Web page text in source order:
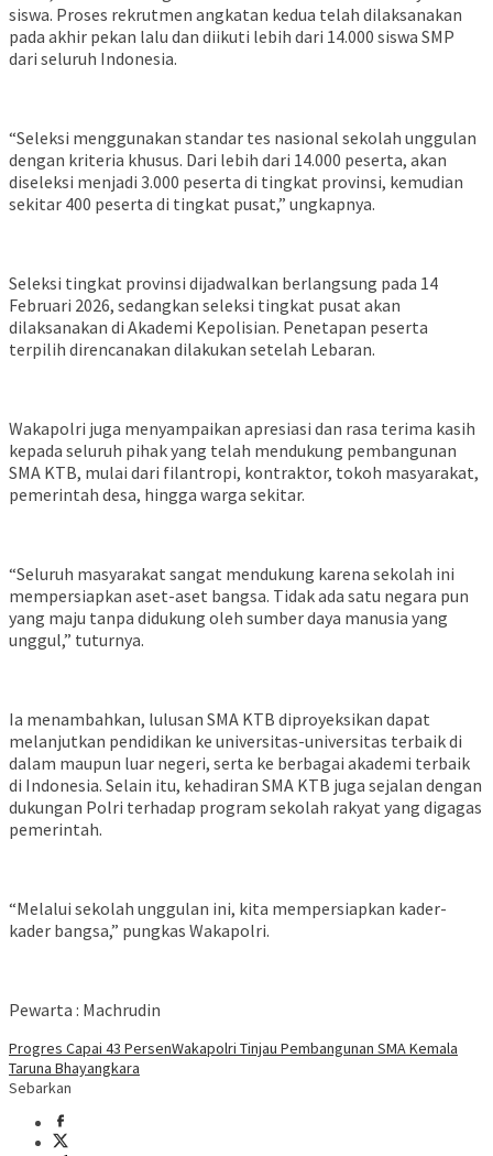
siswa. Proses rekrutmen angkatan kedua telah dilaksanakan
pada akhir pekan lalu dan diikuti lebih dari 14.000 siswa SMP
dari seluruh Indonesia.
“Seleksi menggunakan standar tes nasional sekolah unggulan
dengan kriteria khusus. Dari lebih dari 14.000 peserta, akan
diseleksi menjadi 3.000 peserta di tingkat provinsi, kemudian
sekitar 400 peserta di tingkat pusat,” ungkapnya.
Seleksi tingkat provinsi dijadwalkan berlangsung pada 14
Februari 2026, sedangkan seleksi tingkat pusat akan
dilaksanakan di Akademi Kepolisian. Penetapan peserta
terpilih direncanakan dilakukan setelah Lebaran.
Wakapolri juga menyampaikan apresiasi dan rasa terima kasih
kepada seluruh pihak yang telah mendukung pembangunan
SMA KTB, mulai dari filantropi, kontraktor, tokoh masyarakat,
pemerintah desa, hingga warga sekitar.
“Seluruh masyarakat sangat mendukung karena sekolah ini
mempersiapkan aset-aset bangsa. Tidak ada satu negara pun
yang maju tanpa didukung oleh sumber daya manusia yang
unggul,” tuturnya.
Ia menambahkan, lulusan SMA KTB diproyeksikan dapat
melanjutkan pendidikan ke universitas-universitas terbaik di
dalam maupun luar negeri, serta ke berbagai akademi terbaik
di Indonesia. Selain itu, kehadiran SMA KTB juga sejalan dengan
dukungan Polri terhadap program sekolah rakyat yang digagas
pemerintah.
“Melalui sekolah unggulan ini, kita mempersiapkan kader-
kader bangsa,” pungkas Wakapolri.
Pewarta : Machrudin
Progres Capai 43 PersenWakapolri Tinjau Pembangunan SMA Kemala
Taruna Bhayangkara
Sebarkan